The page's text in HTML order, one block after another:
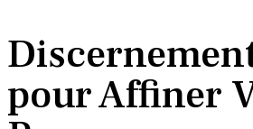
pour Affiner